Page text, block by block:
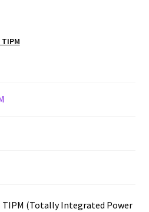
TIPM (Totally Integrated Power